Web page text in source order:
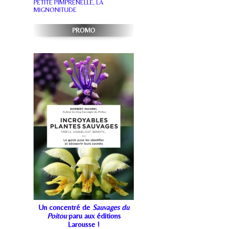
PETITE PIMPRENELLE, LA
MIGNONITUDE
PROMO
Un concentré de Sauvages du
Poitouparu aux éditions
Larousse !